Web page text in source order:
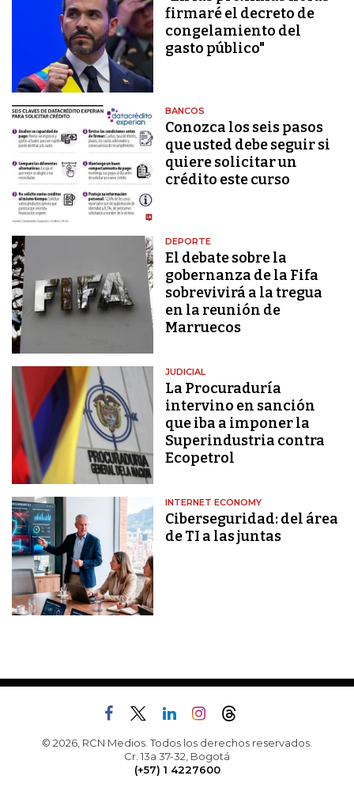
firmaré el decreto de
congelamiento del
gasto público"
BANCOS
Conozca los seis pasos
que usted debe seguir si
quiere solicitar un
crédito este curso
DEPORTE
El debate sobre la
gobernanza de la Fifa
sobrevivirá a la tregua
en la reunión de
Marruecos
JUDICIAL
La Procuraduría
intervino en sanción
que iba a imponer la
Superindustria contra
Ecopetrol
INTERNET ECONOMY
Ciberseguridad: del área
de TI a las juntas
© 2026, RCN Medios. Todos los derechos reservados.
Cr. 13a 37-32, Bogotá
(+57) 1 4227600